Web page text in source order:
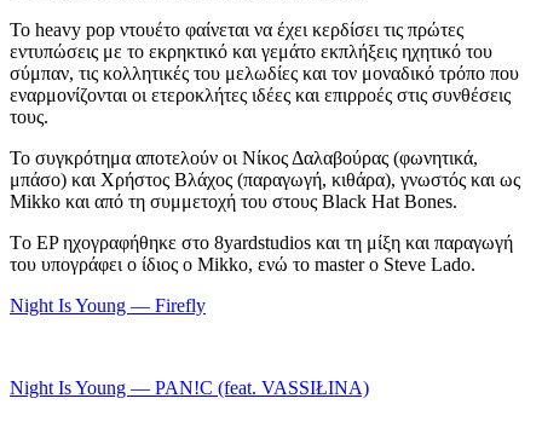
Το heavy pop ντουέτο φαίνεται να έχει κερδίσει τις πρώτες
εντυπώσεις με το εκρηκτικό και γεμάτο εκπλήξεις ηχητικό του
σύμπαν, τις κολλητικές του μελωδίες και τον μοναδικό τρόπο που
εναρμονίζονται οι ετεροκλήτες ιδέες και επιρροές στις συνθέσεις
τους.
Το συγκρότημα αποτελούν οι Νίκος Δαλαβούρας (φωνητικά,
μπάσο) και Χρήστος Βλάχος (παραγωγή, κιθάρα), γνωστός και ως
Mikko και από τη συμμετοχή του στους Black Hat Bones.
Τo EP ηχογραφήθηκε στο 8yardstudios και τη μίξη και παραγωγή
του υπογράφει ο ίδιος ο Μikko, ενώ το master ο Steve Lado.
Night Is Young — Firefly
Night Is Young — PAN!C (feat. VASSIŁINA)